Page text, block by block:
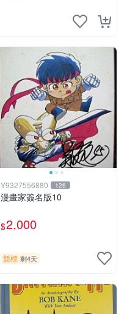
Y9327556880 126
漫畫家簽名版10
$2,000
競標 剩4天